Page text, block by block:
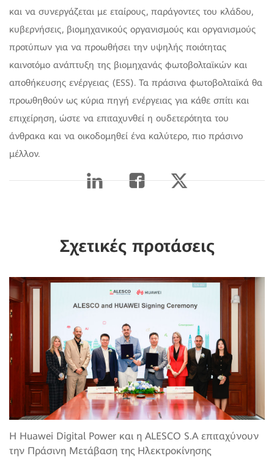
και να συνεργάζεται με εταίρους, παράγοντες του κλάδου,
κυβερνήσεις, βιομηχανικούς οργανισμούς και οργανισμούς
προτύπων για να προωθήσει την υψηλής ποιότητας
καινοτόμο ανάπτυξη της βιομηχανάς φωτοβολταϊκών και
αποθήκευσης ενέργειας (ESS). Τα πράσινα φωτοβολταϊκά θα
προωθηθούν ως κύρια πηγή ενέργειας για κάθε σπίτι και
επιχείρηση, ώστε να επιταχυνθεί η ουδετερότητα του
άνθρακα και να οικοδομηθεί ένα καλύτερο, πιο πράσινο
μέλλον.
Σχετικές προτάσεις
Η Huawei Digital Power και η ALESCO S.A επιταχύνουν
την Πράσινη Μετάβαση της Ηλεκτροκίνησης